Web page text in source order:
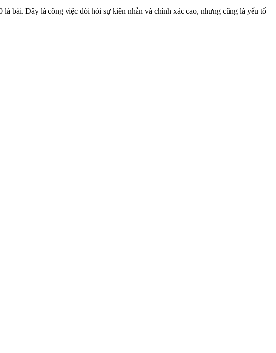
bài. Đây là công việc đòi hỏi sự kiên nhẫn và chính xác cao, nhưng cũng là yếu tố